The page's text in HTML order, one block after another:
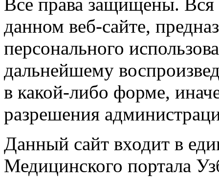
Все права защищены.
данном веб-сайте,
персонального
дальнейшему
в какой-либо форме,
разрешения
Данный сайт входит в
Медицинского портала